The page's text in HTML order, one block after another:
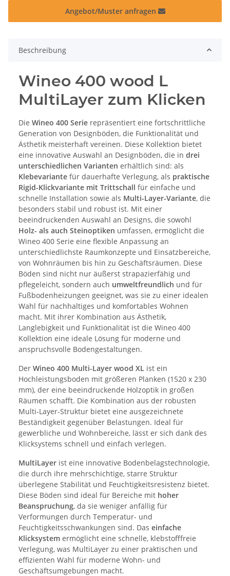
Angebot/Muster anfragen
Beschreibung
Wineo 400 wood L
MultiLayer zum Klicken
Die Wineo 400 Serie repräsentiert eine fortschrittliche
Generation von Designböden, die Funktionalität und
Ästhetik meisterhaft vereinen. Diese Kollektion bietet
eine innovative Auswahl an Designböden, die in drei
unterschiedlichen Varianten erhältlich sind: als
Klebevariante für dauerhafte Verlegung, als praktische
Rigid-Klickvariante mit Trittschall für einfache und
schnelle Installation sowie als Multi-Layer-Variante, die
besonders stabil und robust ist. Mit einer
beeindruckenden Auswahl an Designs, die sowohl
Holz- als auch Steinoptiken umfassen, ermöglicht die
Wineo 400 Serie eine flexible Anpassung an
unterschiedlichste Raumkonzepte und Einsatzbereiche,
von Wohnräumen bis hin zu Geschäftsräumen. Diese
Böden sind nicht nur äußerst strapazierfähig und
pflegeleicht, sondern auch umweltfreundlich und für
Fußbodenheizungen geeignet, was sie zu einer idealen
Wahl für nachhaltiges und komfortables Wohnen
macht. Mit ihrer Kombination aus Ästhetik,
Langlebigkeit und Funktionalität ist die Wineo 400
Kollektion eine ideale Lösung für moderne und
anspruchsvolle Bodengestaltungen.
Der Wineo 400 Multi-Layer wood XL ist ein
Hochleistungsboden mit größeren Planken (1520 x 230
mm), der eine beeindruckende Holzoptik in großen
Räumen schafft. Die Kombination aus der robusten
Multi-Layer-Struktur bietet eine ausgezeichnete
Beständigkeit gegenüber Belastungen. Ideal für
gewerbliche und Wohnbereiche, lässt er sich dank des
Klicksystems schnell und einfach verlegen.
MultiLayer ist eine innovative Bodenbelagstechnologie,
die durch ihre mehrschichtige, starre Struktur
überlegene Stabilität und Feuchtigkeitsresistenz bietet.
Diese Böden sind ideal für Bereiche mit hoher
Beanspruchung, da sie weniger anfällig für
Verformungen durch Temperatur- und
Feuchtigkeitsschwankungen sind. Das einfache
Klicksystem ermöglicht eine schnelle, klebstofffreie
Verlegung, was MultiLayer zu einer praktischen und
effizienten Wahl für moderne Wohn- und
Geschäftsumgebungen macht.